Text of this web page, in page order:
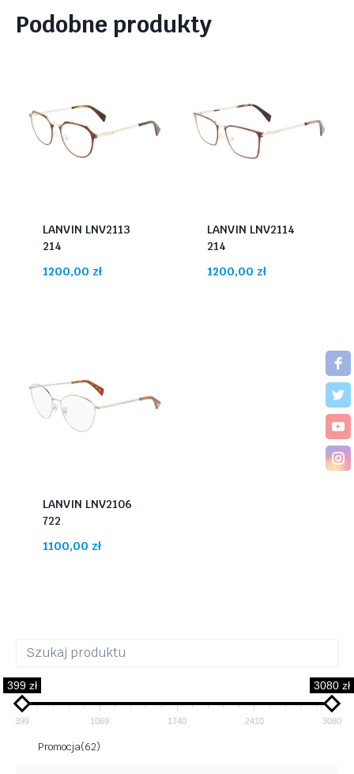
Podobne produkty
LANVIN LNV2113
214
1200,00 zł
LANVIN LNV2114
214
1200,00 zł
LANVIN LNV2106
722
1100,00 zł
399 zł 3080 zł
399 1069 1740 2410 3080
Promocja(62)